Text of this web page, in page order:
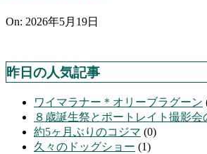
On: 2026年5月19日
昨日の人気記事
ワイマラナー＊オリーブラグーン
８歳誕生祭とポートレイト撮影会
約5ヶ月ぶりのコジマ (0)
久々のドッグショー (1)